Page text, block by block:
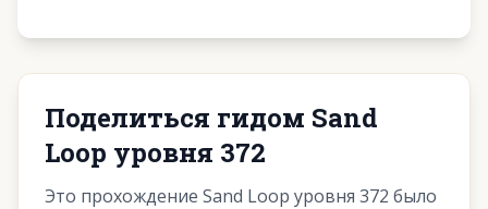
Поделиться гидом Sand
Loop уровня 372
Это прохождение Sand Loop уровня 372 было